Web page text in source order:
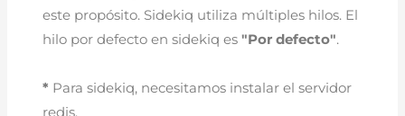
este propósito. Sidekiq utiliza múltiples hilos. El
hilo por defecto en sidekiq es"Por defecto".
* Para sidekiq, necesitamos instalar el servidor
redis.